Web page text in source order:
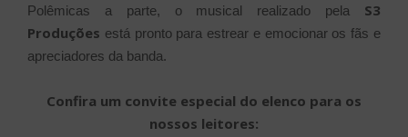
Polêmicas a parte, o musical realizado pela S3
Produções está pronto para estrear e emocionar os fãs e
apreciadores da banda.
Confira um convite especial do elenco para os
nossos leitores: